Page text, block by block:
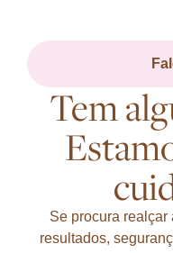
Tem
Se procura realçar
resultados,